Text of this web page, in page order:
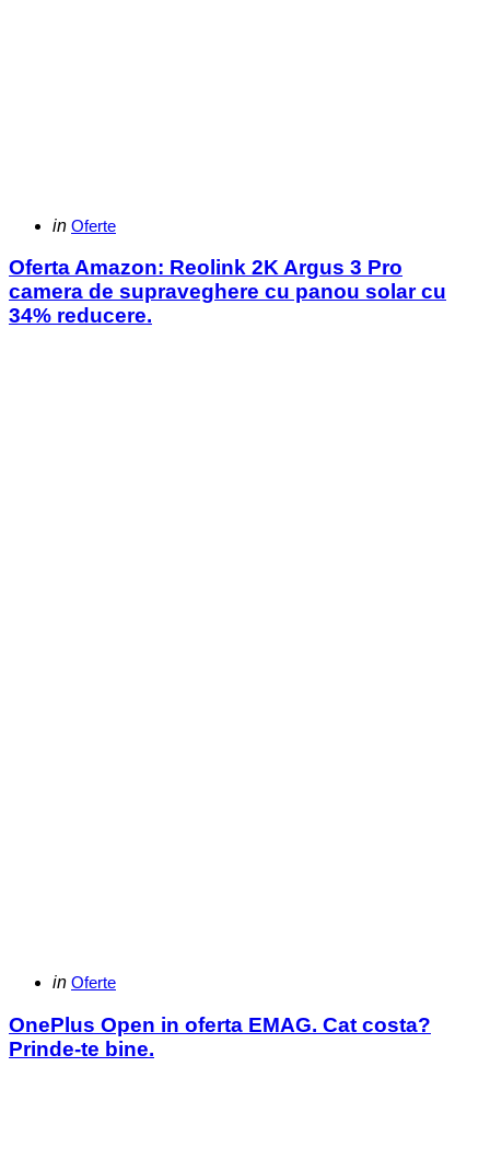
Categories
Posted
in Oferte
Oferta Amazon: Reolink 2K Argus 3 Pro
camera de supraveghere cu panou solar cu
34% reducere.
Categories
Posted
in Oferte
OnePlus Open in oferta EMAG. Cat costa?
Prinde-te bine.